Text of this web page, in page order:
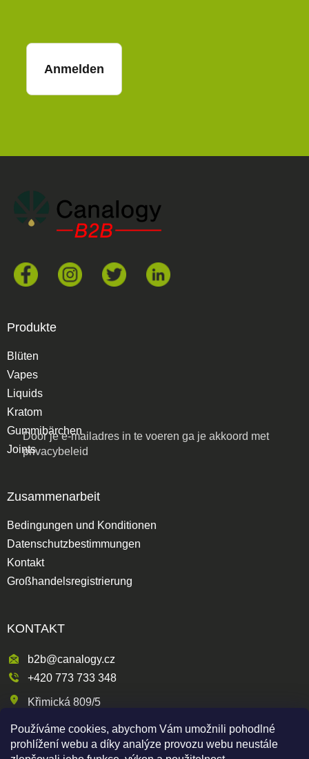
Používáme cookies, abychom Vám umožnili pohodlné
prohlížení webu a díky analýze provozu webu neustále
Door je e-mailadres in te voeren ga je akkoord met
privacybeleid
Anmelden
Produkte
Blüten
Vapes
Liquids
Kratom
Gummibärchen
Joints
Zusammenarbeit
Bedingungen und Konditionen
Datenschutzbestimmungen
Kontakt
Großhandelsregistrierung
KONTAKT
b2b@canalogy.cz
+420 773 733 348
Křimická 809/5
318 00 Plzeň 3-Skvrňany
Česká republika